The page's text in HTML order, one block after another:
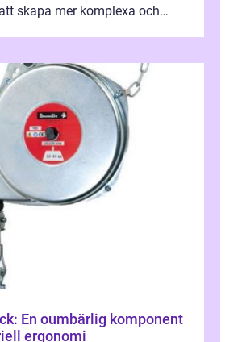
skapa mer komplexa och
En oumbärlig komponent
ergonomi